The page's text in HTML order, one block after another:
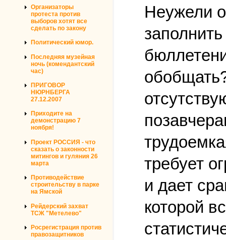
Организаторы
протеста против
выборов хотят все
сделать по закону
Политический юмор.
Последняя музейная
ночь (комендантский
час)
ПРИГОВОР
НЮРНБЕРГА
27.12.2007
Приходите на
демонстрацию 7
ноября!
Проект РОССИЯ - что
сказать о законности
митингов и гуляния 26
марта
Противодействие
строительству в парке
на Ямской
Рейдерский захват
ТСЖ "Метелево"
Росрегистрация против
правозащитников
Неужели
требует
и дает
которой